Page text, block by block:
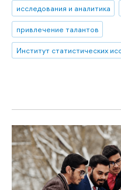
исследования и аналитика
привлечение талантов